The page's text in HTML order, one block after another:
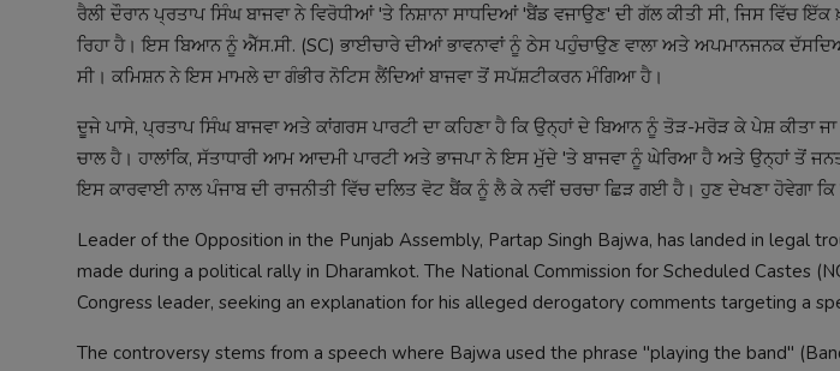
ਰੈਲੀ ਦੌਰਾਨ ਪ੍ਰਤਾਪ ਸਿੰਘ ਬਾਜਵਾ ਨੇ ਵਿਰੋਧੀਆਂ 'ਤੇ ਨਿਸ਼ਾਨਾ ਸਾਧਦਿਆਂ 'ਬੈਂਡ ਵਜਾਉਣ' ਦੀ ਗੱਲ ਕੀਤੀ ਸੀ, ਜਿਸ ਵਿੱਚ ਇੱਕ
ਰਿਹਾ ਹੈ। ਇਸ ਬਿਆਨ ਨੂੰ ਐੱਸ.ਸੀ. (SC) ਭਾਈਚਾਰੇ ਦੀਆਂ ਭਾਵਨਾਵਾਂ ਨੂੰ ਠੇਸ ਪਹੁੰਚਾਉਣ ਵਾਲਾ ਅਤੇ ਅਪਮਾਨਜਨਕ
ਸੀ। ਕਮਿਸ਼ਨ ਨੇ ਇਸ ਮਾਮਲੇ ਦਾ ਗੰਭੀਰ ਨੋਟਿਸ ਲੈਂਦਿਆਂ ਬਾਜਵਾ ਤੋਂ ਸਪੱਸ਼ਟੀਕਰਨ ਮੰਗਿਆ ਹੈ।
ਦੂਜੇ ਪਾਸੇ, ਪ੍ਰਤਾਪ ਸਿੰਘ ਬਾਜਵਾ ਅਤੇ ਕਾਂਗਰਸ ਪਾਰਟੀ ਦਾ ਕਹਿਣਾ ਹੈ ਕਿ ਉਨ੍ਹਾਂ ਦੇ ਬਿਆਨ ਨੂੰ ਤੋੜ-ਮਰੋੜ ਕੇ ਪੇਸ਼ ਕੀਤਾ
ਚਾਲ ਹੈ। ਹਾਲਾਂਕਿ, ਸੱਤਾਧਾਰੀ ਆਮ ਆਦਮੀ ਪਾਰਟੀ ਅਤੇ ਭਾਜਪਾ ਨੇ ਇਸ ਮੁੱਦੇ 'ਤੇ ਬਾਜਵਾ ਨੂੰ ਘੇਰਿਆ ਹੈ ਅਤੇ ਉਨ੍ਹਾਂ ਤੋਂ
ਇਸ ਕਾਰਵਾਈ ਨਾਲ ਪੰਜਾਬ ਦੀ ਰਾਜਨੀਤੀ ਵਿੱਚ ਦਲਿਤ ਵੋਟ ਬੈਂਕ ਨੂੰ ਲੈ ਕੇ ਨਵੀਂ ਚਰਚਾ ਛਿੜ ਗਈ ਹੈ। ਹੁਣ ਦੇਖਣਾ ਹੋਵੇਗਾ
Leader of the Opposition in the Punjab Assembly, Partap Singh Bajwa, has landed in legal
made during a political rally in Dharamkot. The National Commission for Scheduled Castes
Congress leader, seeking an explanation for his alleged derogatory comments targeting a
The controversy stems from a speech where Bajwa used the phrase "playing the band"